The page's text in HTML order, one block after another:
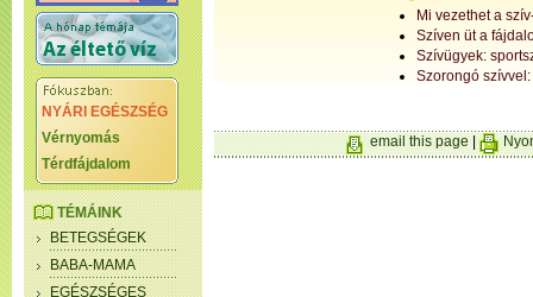
NYÁRI EGÉSZSÉG
Vérnyomás
Térdfájdalom
TÉMÁINK
BETEGSÉGEK
BABA-MAMA
EGÉSZSÉGES
Mi vezethet a
Szíven üt a
Szívügyek:
Szorongó
email this page